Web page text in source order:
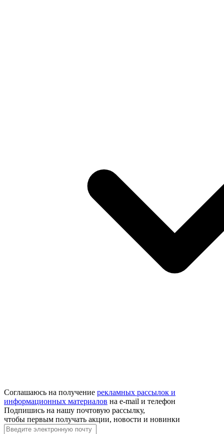
Соглашаюсь на получение рекламных рассылок и
информационных материалов на e‑mail и телефон
Подпишись на нашу почтовую рассылку,
чтобы первым получать акции, новости и новинки